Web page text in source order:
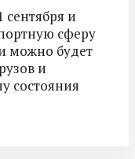
сентября и
сферу
можно будет
и
состояния